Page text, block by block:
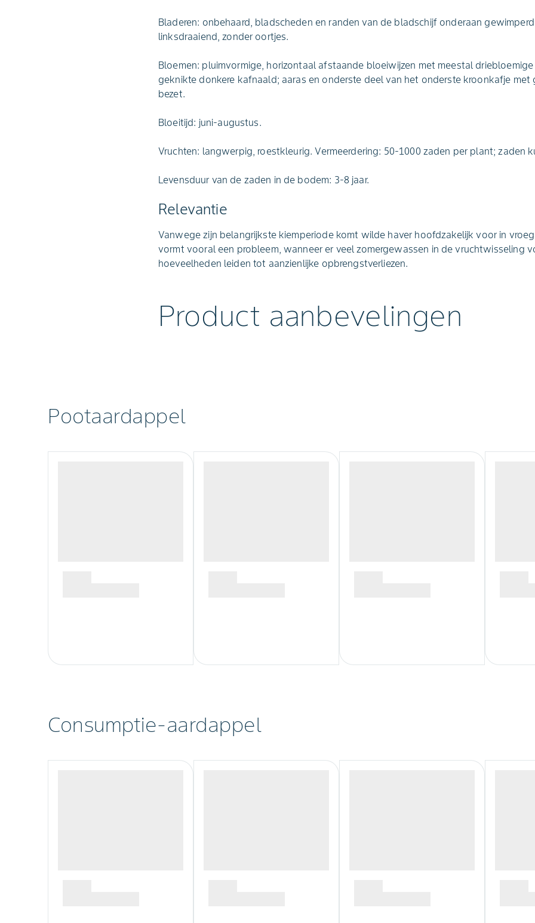
Bladeren: onbehaard, bladscheden en randen van de bladschijf onderaan
linksdraaiend, zonder oortjes.
Bloemen: pluimvormige, horizontaal afstaande bloeiwijzen met meestal
geknikte donkere kafnaald; aaras en onderste deel van het onderste kroonkafje met
bezet.
Bloeitijd: juni-augustus.
Vruchten: langwerpig, roestkleurig. Vermeerdering: 50-1000 zaden per plant; zaden
Levensduur van de zaden in de bodem: 3-8 jaar.
Relevantie
Vanwege zijn belangrijkste kiemperiode komt wilde haver hoofdzakelijk voor in
vormt vooral een probleem, wanneer er veel zomergewassen in de vruchtwisseling
hoeveelheden leiden tot aanzienlijke opbrengstverliezen.
Product aanbevelingen
Pootaardappel
Consumptie-aardappel